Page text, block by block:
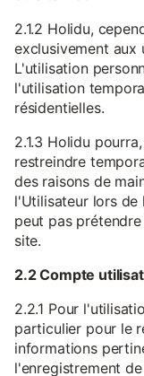
2.1.2 Holidu,
exclusivement aux
L'utilisation
l'utilisation
résidentielles.
2.1.3 Holidu
restreindre
des raisons de
l'Utilisateur lors de
peut pas
site.
2.2 Compte
2.2.1 Pour
particulier pour le
informations
l'enregistrement